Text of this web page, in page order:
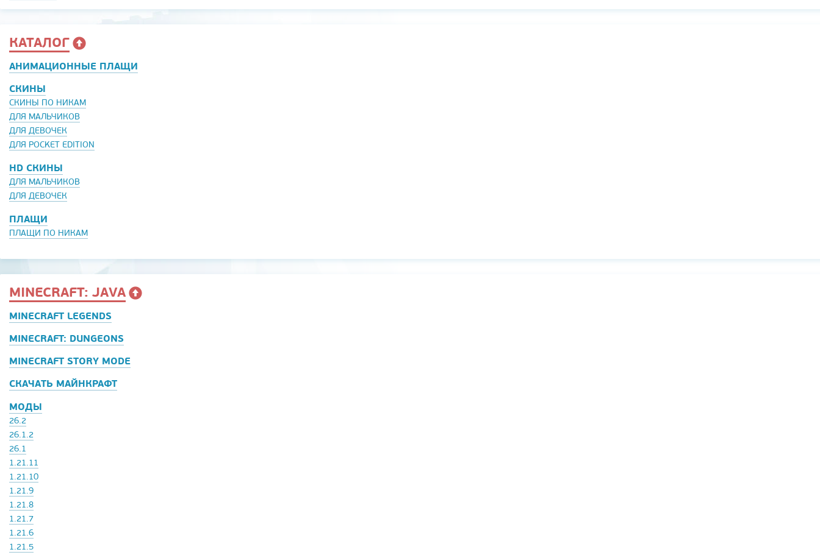
КАТАЛОГ
АНИМАЦИОННЫЕ ПЛАЩИ
СКИНЫ
СКИНЫ ПО НИКАМ
ДЛЯ МАЛЬЧИКОВ
ДЛЯ ДЕВОЧЕК
ДЛЯ POCKET EDITION
HD СКИНЫ
ДЛЯ МАЛЬЧИКОВ
ДЛЯ ДЕВОЧЕК
ПЛАЩИ
ПЛАЩИ ПО НИКАМ
MINECRAFT: JAVA
MINECRAFT LEGENDS
MINECRAFT: DUNGEONS
MINECRAFT STORY MODE
СКАЧАТЬ МАЙНКРАФТ
МОДЫ
26.2
26.1.2
26.1
1.21.11
1.21.10
1.21.9
1.21.8
1.21.7
1.21.6
1.21.5